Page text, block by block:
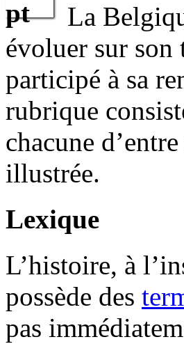
La
évoluer sur son
participé à sa
rubrique
chacune
illustrée.
Lexique
L’histoire, à
possède des
pas